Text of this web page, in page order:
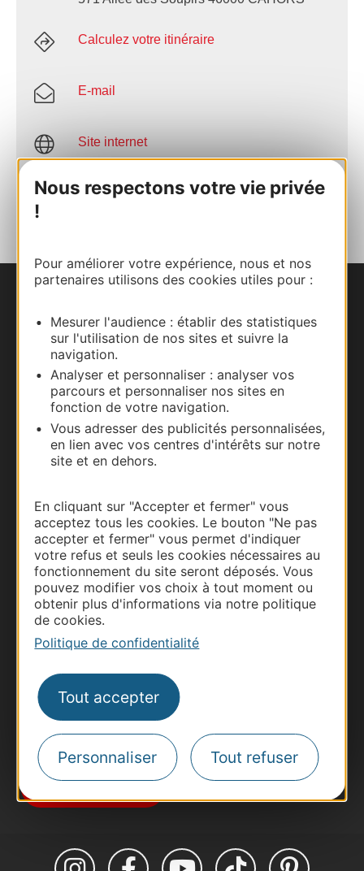
Nous respectons votre vie privée
!
Pour améliorer votre expérience, nous et nos
partenaires utilisons des cookies utiles pour :
Mesurer l'audience : établir des statistiques
sur l'utilisation de nos sites et suivre la
navigation.
Analyser et personnaliser : analyser vos
parcours et personnaliser nos sites en
fonction de votre navigation.
Vous adresser des publicités personnalisées,
en lien avec vos centres d'intérêts sur notre
site et en dehors.
En cliquant sur "Accepter et fermer" vous
acceptez tous les cookies. Le bouton "Ne pas
accepter et fermer" vous permet d'indiquer
votre refus et seuls les cookies nécessaires au
fonctionnement du site seront déposés. Vous
pouvez modifier vos choix à tout moment ou
obtenir plus d'informations via notre politique
de cookies.
Politique de confidentialité
Tout accepter
Personnaliser Tout refuser
Calculez votre itinéraire
E-mail
Site internet
AJOUTER
AU CARNET
Carte interactive
Documentation
Thermalisme
Business/Mice
Pros d'Occitanie
Site presse et d'influence
Voyagistes
Destination Sport
Destination Occitanie pour recevoir des
suggestions de séjours, de visites et de sorties.
Je m'abonne